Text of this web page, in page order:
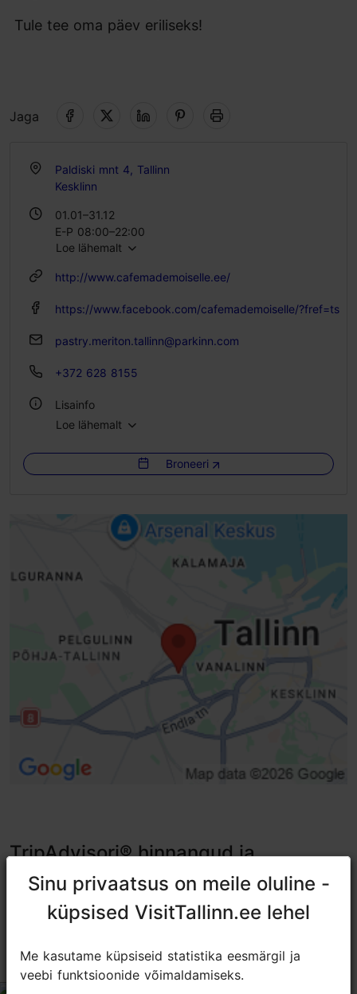
Tule tee oma päev eriliseks!
Jaga
Paldiski mnt 4, Tallinn
Kesklinn
01.01–31.12
E-P 08:00–22:00
Loe lähemalt
http://www.cafemademoiselle.ee/
https://www.facebook.com/cafemademoiselle/?fref=ts
pastry.meriton.tallinn@parkinn.com
+372 628 8155
Lisainfo
Istekohtade arv: 50
WiFi
Loe lähemalt
Broneeri
TripAdvisori® hinnangud ja
arvustused
tripadvisor rating 4.0 of 5 põhineb 65 hinnangul
Unreliable cafe
Sinu privaatsus on meile oluline -
küpsised VisitTallinn.ee lehel
Me kasutame küpsiseid statistika eesmärgil ja
veebi funktsioonide võimaldamiseks.
Sinu privaatsus on meile oluline -
küpsised VisitTallinn.ee lehel
Me kasutame küpsiseid statistika eesmärgil ja
veebi funktsioonide võimaldamiseks.